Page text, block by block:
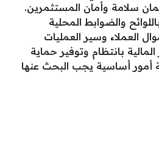
سلامة وأمان المستثمرين.
والضوابط المحلية
العملاء وسير العمليات
المالية بانتظام وتوفير حماية
أمور أساسية يجب البحث عنها